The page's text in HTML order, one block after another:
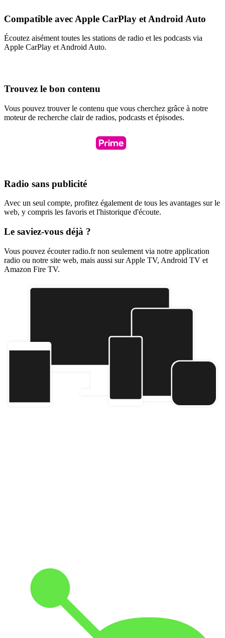
Compatible avec Apple CarPlay et Android Auto
Écoutez aisément toutes les stations de radio et les podcasts via
Apple CarPlay et Android Auto.
Trouvez le bon contenu
Vous pouvez trouver le contenu que vous cherchez grâce à notre
moteur de recherche clair de radios, podcasts et épisodes.
Radio sans publicité
Avec un seul compte, profitez également de tous les avantages sur le
web, y compris les favoris et l'historique d'écoute.
Le saviez-vous déjà ?
Vous pouvez écouter radio.fr non seulement via notre application
radio ou notre site web, mais aussi sur Apple TV, Android TV et
Amazon Fire TV.